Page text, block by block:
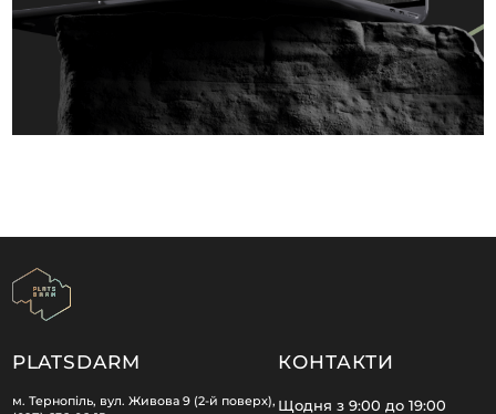
PLATSDARM
м. Тернопіль, вул. Живова 9 (2-й поверх),
КОНТАКТИ
Щодня з 9:00 до 19:00